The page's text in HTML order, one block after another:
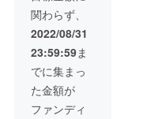
セージ
を送り
ますの
ずご確
認くだ
さいま
せ。
成及び
サポー
トは
行って
おりま
せんの
で、ご
了承く
ださ
合に
は、ど
の文字
が旧字
体かも
合わせ
てご記
入くだ
さい。
関わらず、
2022/08/31
23:59:59ま
でに集まっ
た金額が
ファンディ